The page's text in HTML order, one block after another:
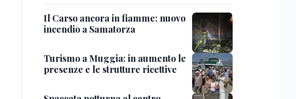
Il Carso ancora in fiamme: nuovo
incendio a Samatorza
Turismo a Muggia: in aumento le
presenze e le strutture ricettive